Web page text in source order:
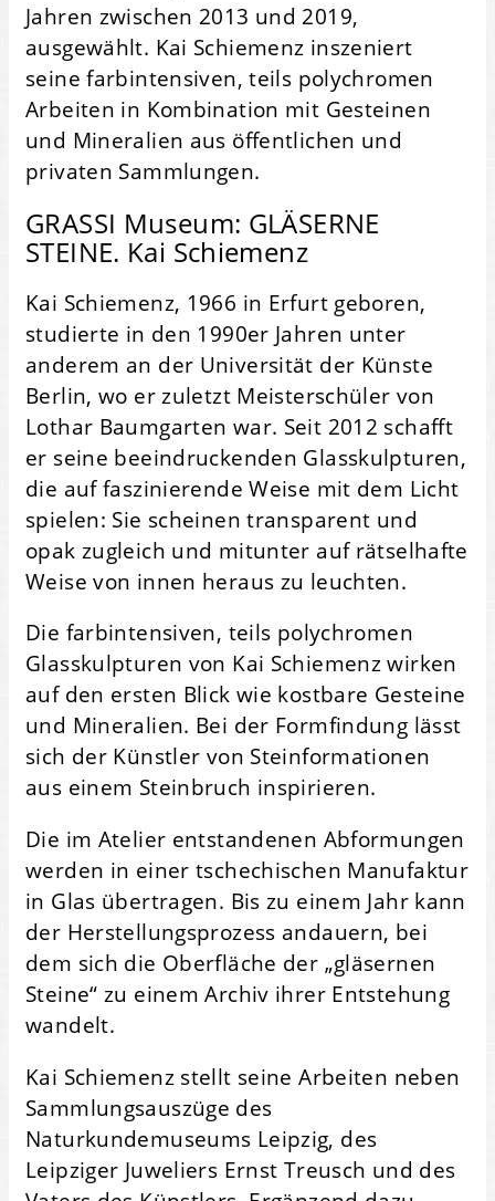
Jahren zwischen 2013 und 2019,
ausgewählt. Kai Schiemenz inszeniert
seine farbintensiven, teils polychromen
Arbeiten in Kombination mit Gesteinen
und Mineralien aus öffentlichen und
privaten Sammlungen.
GRASSI Museum: GLÄSERNE
STEINE. Kai Schiemenz
Kai Schiemenz, 1966 in Erfurt geboren,
studierte in den 1990er Jahren unter
anderem an der Universität der Künste
Berlin, wo er zuletzt Meisterschüler von
Lothar Baumgarten war. Seit 2012 schafft
er seine beeindruckenden Glasskulpturen,
die auf faszinierende Weise mit dem Licht
spielen: Sie scheinen transparent und
opak zugleich und mitunter auf rätselhafte
Weise von innen heraus zu leuchten.
Die farbintensiven, teils polychromen
Glasskulpturen von Kai Schiemenz wirken
auf den ersten Blick wie kostbare Gesteine
und Mineralien. Bei der Formfindung lässt
sich der Künstler von Steinformationen
aus einem Steinbruch inspirieren.
Die im Atelier entstandenen Abformungen
werden in einer tschechischen Manufaktur
in Glas übertragen. Bis zu einem Jahr kann
der Herstellungsprozess andauern, bei
dem sich die Oberfläche der „gläsernen
Steine“ zu einem Archiv ihrer Entstehung
wandelt.
Kai Schiemenz stellt seine Arbeiten neben
Sammlungsauszüge des
Naturkundemuseums Leipzig, des
Leipziger Juweliers Ernst Treusch und des